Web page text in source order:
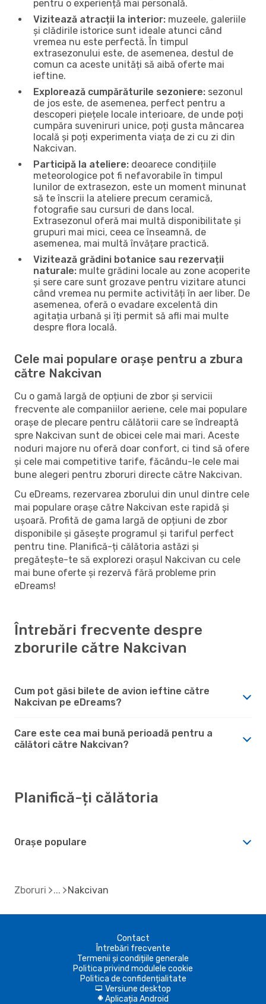
pentru o experiență mai personală.
Vizitează atracții la interior: muzeele, galeriile
și clădirile istorice sunt ideale atunci când
vremea nu este perfectă. În timpul
extrasezonului este, de asemenea, destul de
comun ca aceste unități să aibă oferte mai
ieftine.
Explorează cumpărăturile sezoniere: sezonul
de jos este, de asemenea, perfect pentru a
descoperi piețele locale interioare, de unde poți
cumpăra suveniruri unice, poți gusta mâncarea
locală și poți experimenta viața de zi cu zi din
Nakcivan.
Participă la ateliere: deoarece condițiile
meteorologice pot fi nefavorabile în timpul
lunilor de extrasezon, este un moment minunat
să te înscrii la ateliere precum ceramică,
fotografie sau cursuri de dans local.
Extrasezonul oferă mai multă disponibilitate și
grupuri mai mici, ceea ce înseamnă, de
asemenea, mai multă învățare practică.
Vizitează grădini botanice sau rezervații
naturale: multe grădini locale au zone acoperite
și sere care sunt grozave pentru vizitare atunci
când vremea nu permite activități în aer liber. De
asemenea, oferă o evadare excelentă din
agitația urbană și îți permit să afli mai multe
despre flora locală.
Cele mai populare orașe pentru a zbura
către Nakcivan
Cu o gamă largă de opțiuni de zbor și servicii
frecvente ale companiilor aeriene, cele mai populare
orașe de plecare pentru călătorii care se îndreaptă
spre Nakcivan sunt de obicei cele mai mari. Aceste
noduri majore nu oferă doar confort, ci tind să ofere
și cele mai competitive tarife, făcându-le cele mai
bune alegeri pentru zboruri directe către Nakcivan.
Cu eDreams, rezervarea zborului din unul dintre cele
mai populare orașe către Nakcivan este rapidă și
ușoară. Profită de gama largă de opțiuni de zbor
disponibile și găsește programul și tariful perfect
pentru tine. Planifică-ți călătoria astăzi și
pregătește-te să explorezi orașul Nakcivan cu cele
mai bune oferte și rezervă fără probleme prin
eDreams!
Întrebări frecvente despre
zborurile către Nakcivan
Cum pot găsi bilete de avion ieftine către
Nakcivan pe eDreams?
Care este cea mai bună perioadă pentru a
călători către Nakcivan?
Planifică-ți călătoria
Orașe populare
Zboruri Nakcivan
Contact
Întrebări frecvente
Termenii și condițiile generale
Politica privind modulele cookie
Politica de confidențialitate
d Versiune desktop
A Aplicația Android